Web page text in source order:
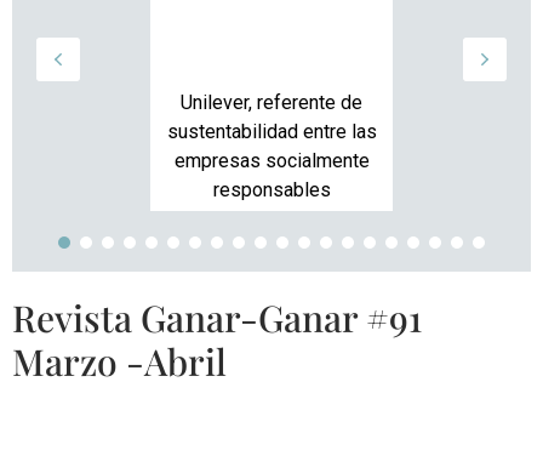
Unilever, referente de
sustentabilidad entre las
empresas socialmente
responsables
Revista Ganar-Ganar #91
Marzo -Abril